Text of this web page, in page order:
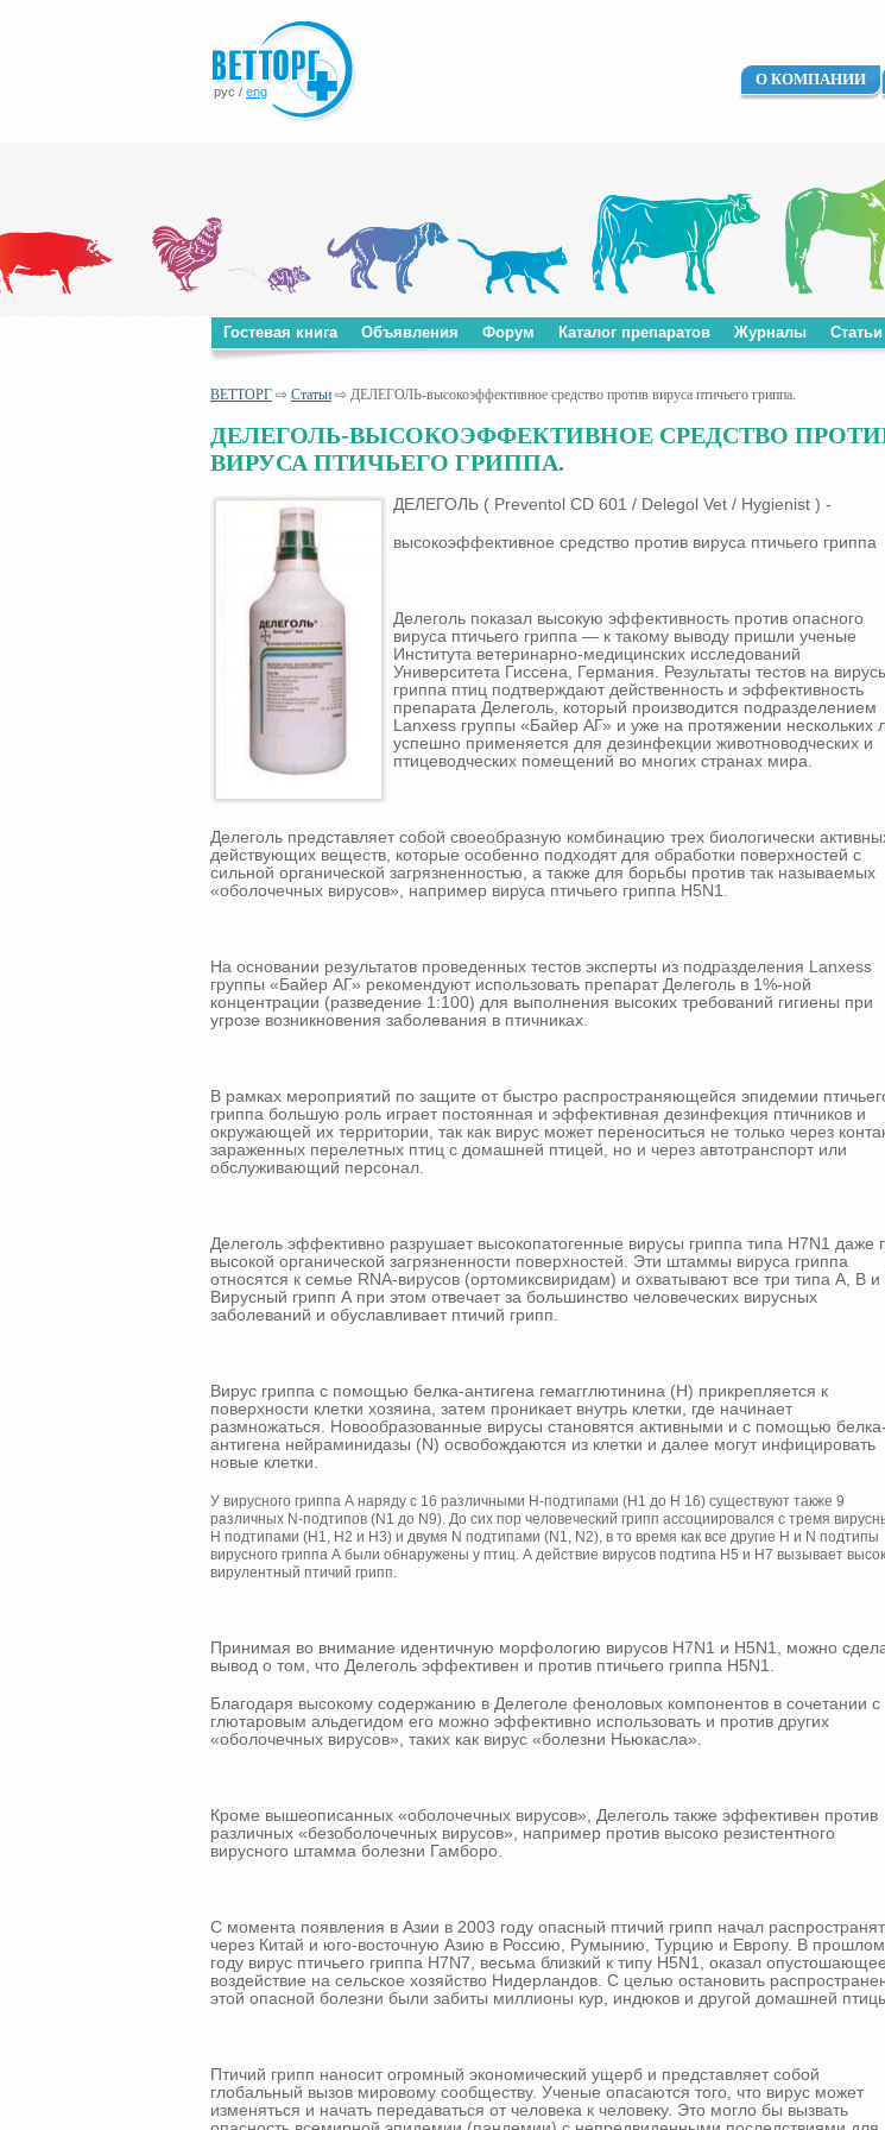
рус / eng
О КОМПАНИИ
Гостевая книга Объявления Форум Каталог препаратов Журналы Статьи
ВЕТТОРГ ⇨ Статьи ⇨ ДЕЛЕГОЛЬ-высокоэффективнoe средство против вируса птичьего гриппа.
ДЕЛЕГОЛЬ-ВЫСОКОЭФФЕКТИВНOE СРЕДСТВО
ВИРУСА ПТИЧЬЕГО ГРИППА.
ДЕЛЕГОЛЬ ( Preventol CD 601 / Delegol Vet / Hygienist ) -
высокоэффективнoe средство против вируса птичьего гриппа
Делеголь показал высокую эффективность против опасного
вируса птичьего гриппа — к такому выводу пришли ученые
Института ветеринарно-медицинских исследований
Университета Гиссена, Германия. Результаты тестов на
гриппа птиц подтверждают действенность и эффективность
препарата Делеголь, который производится подразделением
Lanxess группы «Байер АГ» и уже на протяжении нескольких
успешно применяется для дезинфекции животноводческих и
птицеводческих помещений во многих странах мира.
Делеголь представляет собой своеобразную комбинацию трех биологически
действующих веществ, которые особенно подходят для обработки поверхностей с
сильной органической загрязненностью, а также для борьбы против так называемых
«оболочечных вирусов», например вируса птичьего гриппа H5N1.
На основании результатов проведенных тестов эксперты из подразделения Lanxess
группы «Байер АГ» рекомендуют использовать препарат Делеголь в 1%-ной
концентрации (разведение 1:100) для выполнения высоких требований гигиены при
угрозе возникновения заболевания в птичниках.
В рамках мероприятий по защите от быстро распространяющейся эпидемии
гриппа большую роль играет постоянная и эффективная дезинфекция птичников и
окружающей их территории, так как вирус может переноситься не только через
зараженных перелетных птиц с домашней птицей, но и через автотранспорт или
обслуживающий персонал.
Делеголь эффективно разрушает высокопатогенные вирусы гриппа типа H7N1 даже
высокой органической загрязненности поверхностей. Эти штаммы вируса гриппа
относятся к семье RNA-вирусов (ортомиксвиридам) и охватывают все три типа А, В и
Вирусный грипп А при этом отвечает за большинство человеческих вирусных
заболеваний и обуславливает птичий грипп.
Вирус гриппа с помощью белка-антигена гемагглютинина (Н) прикрепляется к
поверхности клетки хозяина, затем проникает внутрь клетки, где начинает
размножаться. Новообразованные вирусы становятся активными и с помощью белка-
антигена нейраминидазы (N) освобождаются из клетки и далее могут инфицировать
новые клетки.
У вирусного гриппа А наряду с 16 различными Н-подтипами (Н1 до Н 16) существуют также 9
различных N-подтипов (N1 до N9). До сих пор человеческий грипп ассоциировался с тремя
Н подтипами (Н1, Н2 и Н3) и двумя N подтипами (N1, N2), в то время как все другие Н и N подтипы
вирусного гриппа А были обнаружены у птиц. А действие вирусов подтипа Н5 и Н7 вызывает
вирулентный птичий грипп.
Принимая во внимание идентичную морфологию вирусов H7N1 и H5N1, можно
вывод о том, что Делеголь эффективен и против птичьего гриппа H5N1.
Благодаря высокому содержанию в Делеголе феноловых компонентов в сочетании с
глютаровым альдегидом его можно эффективно использовать и против других
«оболочечных вирусов», таких как вирус «болезни Ньюкасла».
Кроме вышеописанных «оболочечных вирусов», Делеголь также эффективен против
различных «безоболочечных вирусов», например против высоко резистентного
вирусного штамма болезни Гамборо.
С момента появления в Азии в 2003 году опасный птичий грипп начал
через Китай и юго-восточную Азию в Россию, Румынию, Турцию и Европу. В прошлом
году вирус птичьего гриппа H7N7, весьма близкий к типу Н5N1, оказал опустошающее
воздействие на сельское хозяйство Нидерландов. С целью остановить
этой опасной болезни были забиты миллионы кур, индюков и другой домашней
Птичий грипп наносит огромный экономический ущерб и представляет собой
глобальный вызов мировому сообществу. Ученые опасаются того, что вирус может
изменяться и начать передаваться от человека к человеку. Это могло бы вызвать